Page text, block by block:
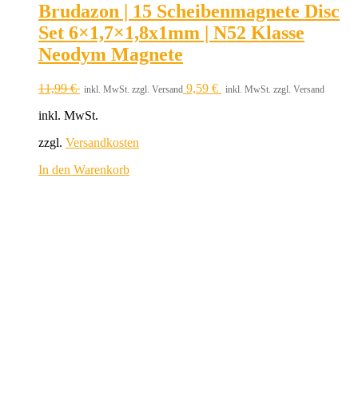
Brudazon | 15 Scheibenmagnete Disc
Set 6×1,7×1,8x1mm | N52 Klasse
Neodym Magnete
11,99€ inkl. MwSt. zzgl. Versand 9,59 € inkl. MwSt. zzgl. Versand
inkl. MwSt.
zzgl. Versandkosten
In den Warenkorb